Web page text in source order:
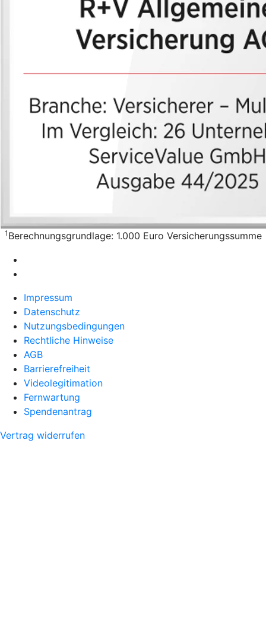
1 Berechnungsgrundlage: 1.000 Euro Versicherungssumme
Impressum
Datenschutz
Nutzungsbedingungen
Rechtliche Hinweise
AGB
Barrierefreiheit
Videolegitimation
Fernwartung
Spendenantrag
Vertrag widerrufen